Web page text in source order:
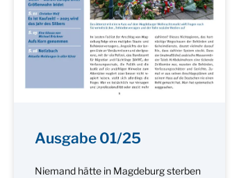
Ausgabe 01/25
Niemand hätte in Magdeburg sterben